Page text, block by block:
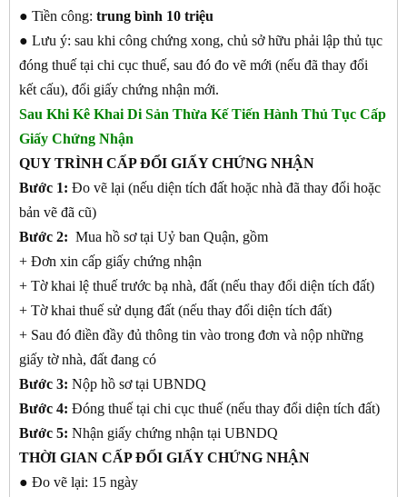
● Tiền công: trung bình 10 triệu
● Lưu ý: sau khi công chứng xong, chủ sở hữu phải lập thủ tục
đóng thuế tại chi cục thuế, sau đó đo vẽ mới (nếu đã thay đổi
kết cấu), đổi giấy chứng nhận mới.
Sau Khi Kê Khai Di Sản Thừa Kế Tiến Hành Thủ Tục Cấp
Giấy Chứng Nhận
QUY TRÌNH CẤP ĐỔI GIẤY CHỨNG NHẬN
Bước 1: Đo vẽ lại (nếu diện tích đất hoặc nhà đã thay đổi hoặc
bản vẽ đã cũ)
Bước 2: Mua hồ sơ tại Uỷ ban Quận, gồm
+ Đơn xin cấp giấy chứng nhận
+ Tờ khai lệ thuế trước bạ nhà, đất (nếu thay đổi diện tích đất)
+ Tờ khai thuế sử dụng đất (nếu thay đổi diện tích đất)
+ Sau đó điền đầy đủ thông tin vào trong đơn và nộp những
giấy tờ nhà, đất đang có
Bước 3: Nộp hồ sơ tại UBNDQ
Bước 4: Đóng thuế tại chi cục thuế (nếu thay đổi diện tích đất)
Bước 5: Nhận giấy chứng nhận tại UBNDQ
THỜI GIAN CẤP ĐỔI GIẤY CHỨNG NHẬN
● Đo vẽ lại: 15 ngày